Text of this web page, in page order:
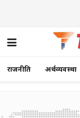
राजनीति अर्थव्यवस्था